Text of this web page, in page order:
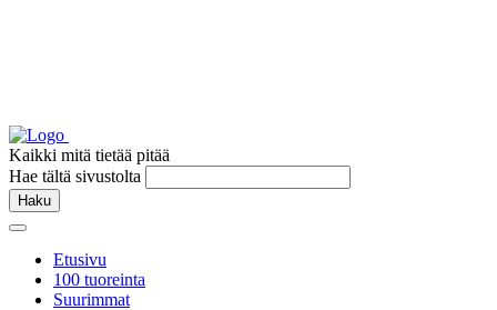
Kaikki mitä tietää pitää
Hae tältä sivustolta
Haku
Etusivu
100 tuoreinta
Suurimmat